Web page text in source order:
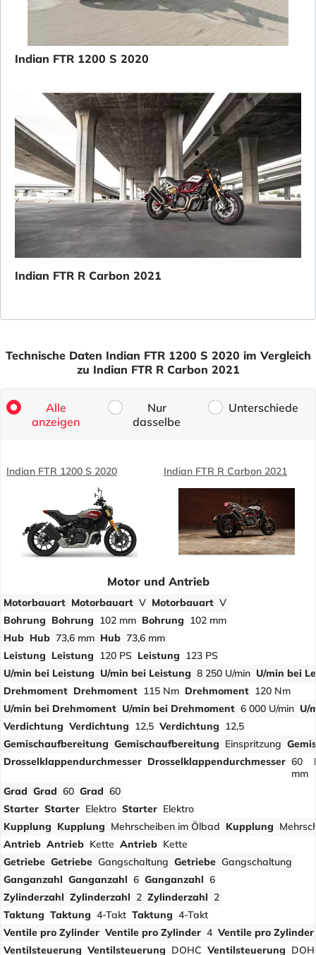
Indian FTR 1200 S 2020
Indian FTR R Carbon 2021
Technische Daten Indian FTR 1200 S 2020 im Vergleich
zu Indian FTR R Carbon 2021
Alle
anzeigen
Nur
dasselbe
Unterschiede
Indian FTR 1200 S 2020 Indian FTR R Carbon 2021
Motor und Antrieb
Motorbauart Motorbauart V Motorbauart V
Bohrung Bohrung 102 mm Bohrung
102 mm
Hub Hub 73,6 mm Hub 73,6 mm
Leistung Leistung 120 PS Leistung
123 PS
U/min bei Leistung U/min bei Leistung 8 250 U/min U/min bei
Drehmoment Drehmoment 115 Nm Drehmoment 120 Nm
U/min bei Drehmoment U/min bei Drehmoment 6 000 U/min U/
Verdichtung Verdichtung 12,5 Verdichtung
12,5
Gemischaufbereitung Gemischaufbereitung Einspritzung
Drosselklappendurchmesser Drosselklappendurchmesser 60
mm
Grad Grad 60 Grad 60
Starter Starter Elektro Starter Elektro
Kupplung Kupplung Mehrscheiben im Ölbad Kupplung
Antrieb Antrieb Kette Antrieb Kette
Getriebe Getriebe Gangschaltung Getriebe Gangschaltung
Ganganzahl Ganganzahl 6 Ganganzahl 6
Zylinderzahl Zylinderzahl 2 Zylinderzahl 2
Taktung Taktung 4-Takt Taktung 4-Takt
Ventile pro Zylinder Ventile pro Zylinder 4 Ventile pro Zylinder
Ventilsteuerung Ventilsteuerung DOHC Ventilsteuerung